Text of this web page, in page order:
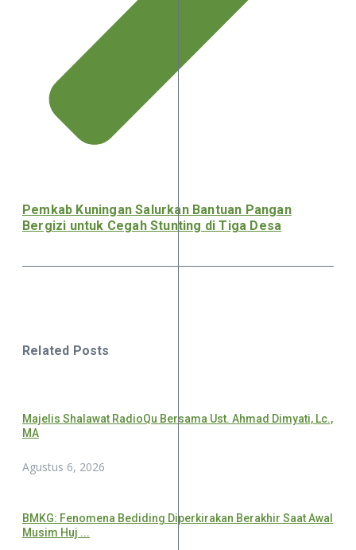
Pemkab Kuningan Salurkan Bantuan Pangan
Bergizi untuk Cegah Stunting di Tiga Desa
Related Posts
Majelis Shalawat RadioQu Bersama Ust. Ahmad Dimyati, Lc.,
MA
Agustus 6, 2026
BMKG: Fenomena Bediding Diperkirakan Berakhir Saat Awal
Musim Huj ...